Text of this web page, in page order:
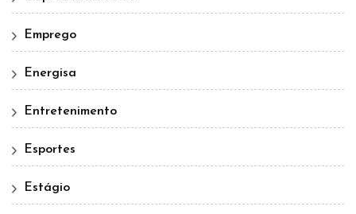
Emprego
Energisa
Entretenimento
Esportes
Estágio